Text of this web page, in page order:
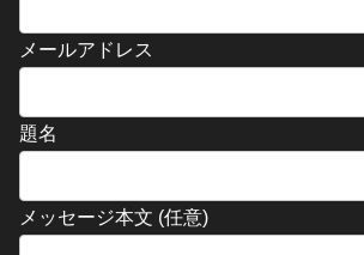
メールアドレス
題名
メッセージ本文 (任意)